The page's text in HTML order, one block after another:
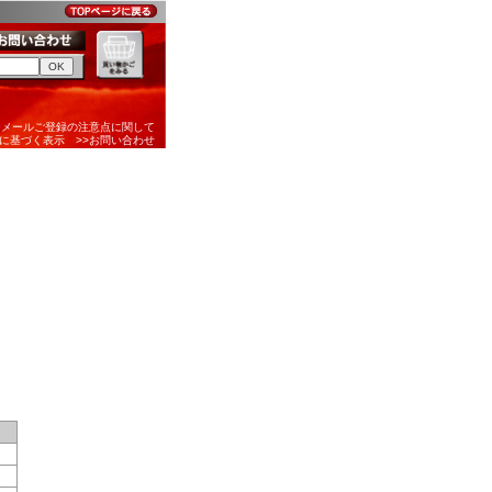
ールご登録の注意点に関して
基づく表示
>>お問い合わせ